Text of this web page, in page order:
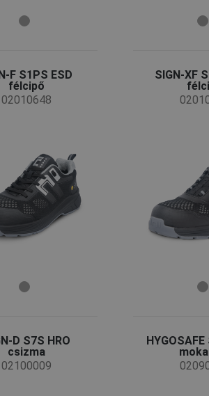
F S1PS ESD
félcipő
02010648
SIGN-XF
D S7S HRO
csizma
02100009
HYGOSAFE